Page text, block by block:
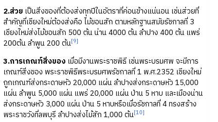
2.ส่วยเป็นสิ่งของที่ต้องส่งทุกปีในอัตราที่ค่อนข้างแน่นอน เช่นส่วยที่
สำคัญที่เชียงใหม่ต้องส่งคือ ไม้ขอนสัก ตามหลักฐานสมัยรัชกาลที่ 3
เชียงใหม่ส่งไม้ขอนสัก 500 ต้น น่าน 4000 ต้น ลำปาง 400 ต้น แพร่
200ต้น ลำพูน 200 ต้น[9]
3.การเกณฑ์สิ่งของเมื่อมีงานพระราชพิธี เช่นพระบรมศพ จะมีการ
เกณฑ์สิ่งของ พระราชพิธีพระบรมศพรัชกาลที่ 1 พ.ศ.2352 เชียงใหม่
ถูกเกณฑ์ส่งกระดาษหัว 20,000 แผ่น ลำปางส่งกระดาษหัว 15,000
แผ่น ลำพูน 5,000 แผ่น แพร่ 20,000 แผ่น ป่าน 5 หาบ และเมืองน่าน
ส่งกระดาษหัว 3,000 แผ่น ป่าน 5 หาบหรือเมื่อรัชกาลที่ 4 ทรงสร้าง
พระราชวังที่ลพบุรี ลำปางส่งไม้สัก 1,000 ต้น[10]